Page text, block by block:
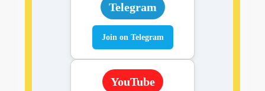
Telegram
Join on Telegram
YouTube